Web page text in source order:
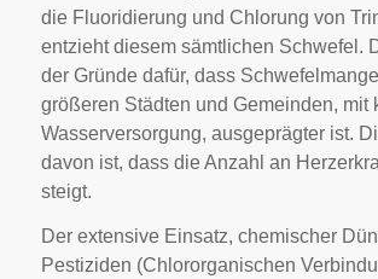
die Fluoridierung und Chlorung von
entzieht diesem sämtlichen Schwefel.
der Gründe dafür, dass
größeren Städten und Gemeinden, mit
Wasserversorgung, ausgeprägter ist.
davon ist, dass die Anzahl an
steigt.
Der extensive Einsatz, chemischer
Pestiziden (Chlororganischen